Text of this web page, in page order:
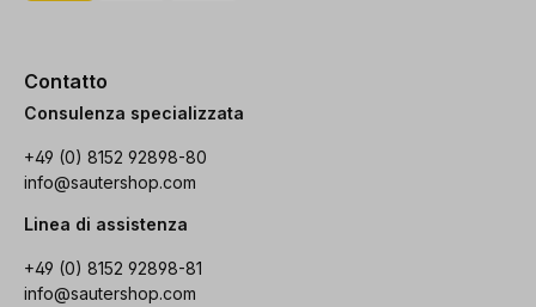
Contatto
Consulenza specializzata
+49 (0) 8152 92898-80
info@sautershop.com
Linea di assistenza
+49 (0) 8152 92898-81
info@sautershop.com